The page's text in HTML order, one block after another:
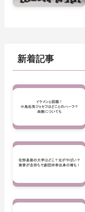
新着記事